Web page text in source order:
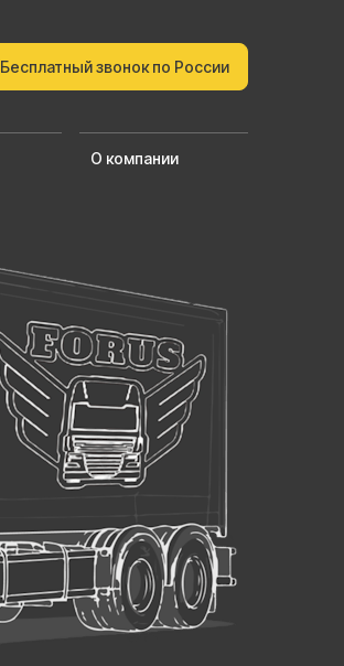
Бесплатный звонок по России
О компании